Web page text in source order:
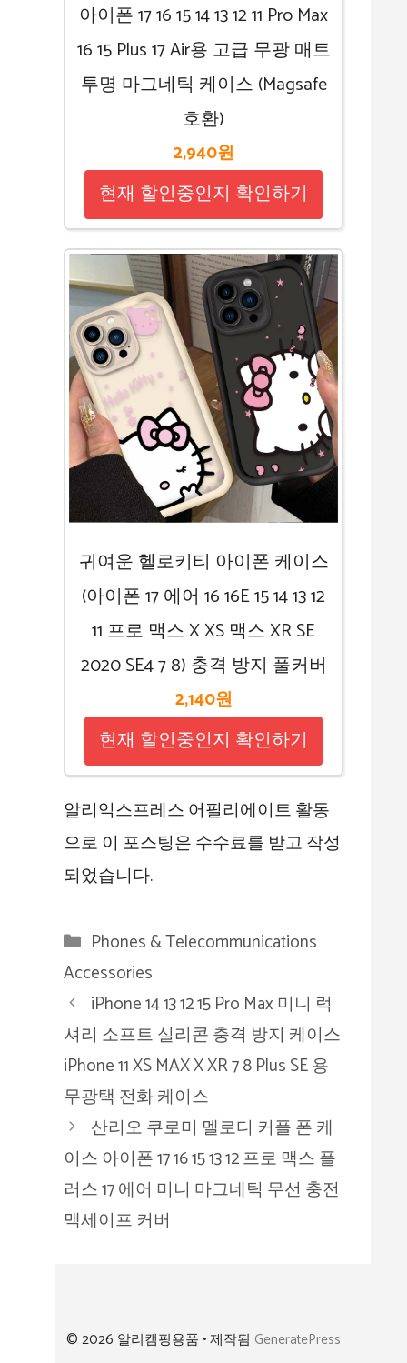
아이폰 17 16 15 14 13 12 11 Pro Max
16 15 Plus 17 Air용 고급 무광 매트
투명 마그네틱 케이스 (Magsafe
호환)
2,940원
현재 할인중인지 확인하기
귀여운 헬로키티 아이폰 케이스
(아이폰 17 에어 16 16E 15 14 13 12
11 프로 맥스 X XS 맥스 XR SE
2020 SE4 7 8) 충격 방지 풀커버
2,140원
현재 할인중인지 확인하기
알리익스프레스 어필리에이트 활동
으로 이 포스팅은 수수료를 받고 작성
되었습니다.
카
테
고
리
Phones & Telecommunications
Accessories
iPhone 14 13 12 15 Pro Max 미니 럭
셔리 소프트 실리콘 충격 방지 케이스
iPhone 11 XS MAX X XR 7 8 Plus SE 용
무광택 전화 케이스
산리오 쿠로미 멜로디 커플 폰 케
이스 아이폰 17 16 15 13 12 프로 맥스 플
러스 17 에어 미니 마그네틱 무선 충전
맥세이프 커버
© 2026 알리캠핑용품 • 제작됨 GeneratePress